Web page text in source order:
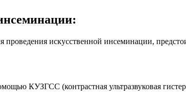
искусственной инсеминации,
КУЗГСС (контрастная ультразвуковая